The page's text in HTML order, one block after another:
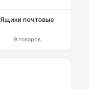
Ящики почтовые
9 товаров